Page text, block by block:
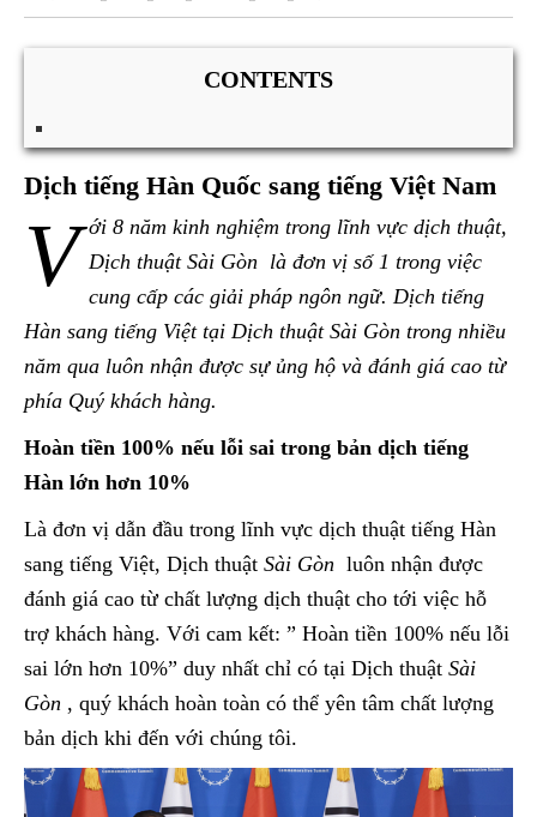
CONTENTS
Dịch tiếng Hàn Quốc sang tiếng Việt Nam
V ới 8 năm kinh nghiệm trong lĩnh vực dịch thuật,
Dịch thuật Sài Gòn là đơn vị số 1 trong việc
cung cấp các giải pháp ngôn ngữ. Dịch tiếng
Hàn sang tiếng Việt tại Dịch thuật Sài Gòn trong nhiều
năm qua luôn nhận được sự ủng hộ và đánh giá cao từ
phía Quý khách hàng.
Hoàn tiền 100% nếu lỗi sai trong bản dịch tiếng
Hàn lớn hơn 10%
Là đơn vị dẫn đầu trong lĩnh vực dịch thuật tiếng Hàn
sang tiếng Việt, Dịch thuật Sài Gòn luôn nhận được
đánh giá cao từ chất lượng dịch thuật cho tới việc hỗ
trợ khách hàng. Với cam kết: ” Hoàn tiền 100% nếu lỗi
sai lớn hơn 10%” duy nhất chỉ có tại Dịch thuật Sài
Gòn , quý khách hoàn toàn có thể yên tâm chất lượng
bản dịch khi đến với chúng tôi.